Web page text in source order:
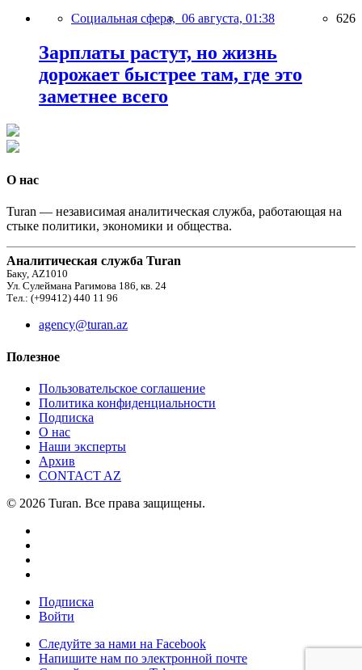
Социальная сфера, 06 августа, 01:38 626
Зарплаты растут, но жизнь
дорожает быстрее там, где это
заметнее всего
О нас
Turan — независимая аналитическая служба, работающая на
стыке политики, экономики и общества.
Аналитическая служба Turan
Баку, AZ1010
Ул. Сулеймана Рагимова 186, кв. 24
Тел.: (+99412) 440 11 96
agency@turan.az
Полезное
Пользовательское соглашение
Политика конфиденциальности
Подписка
О нас
Наши эксперты
Архив
CONTACT AZ
© 2026 Turan. Все права защищены.
Подписка
Войти
Следуйте за нами на Facebook
Напишите нам по электронной почте